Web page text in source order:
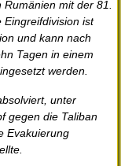
Rumänien mit der 81.
Eingreifdivision ist
und kann nach
Tagen in einem
werden.
unter
gegen die Taliban
Evakuierung